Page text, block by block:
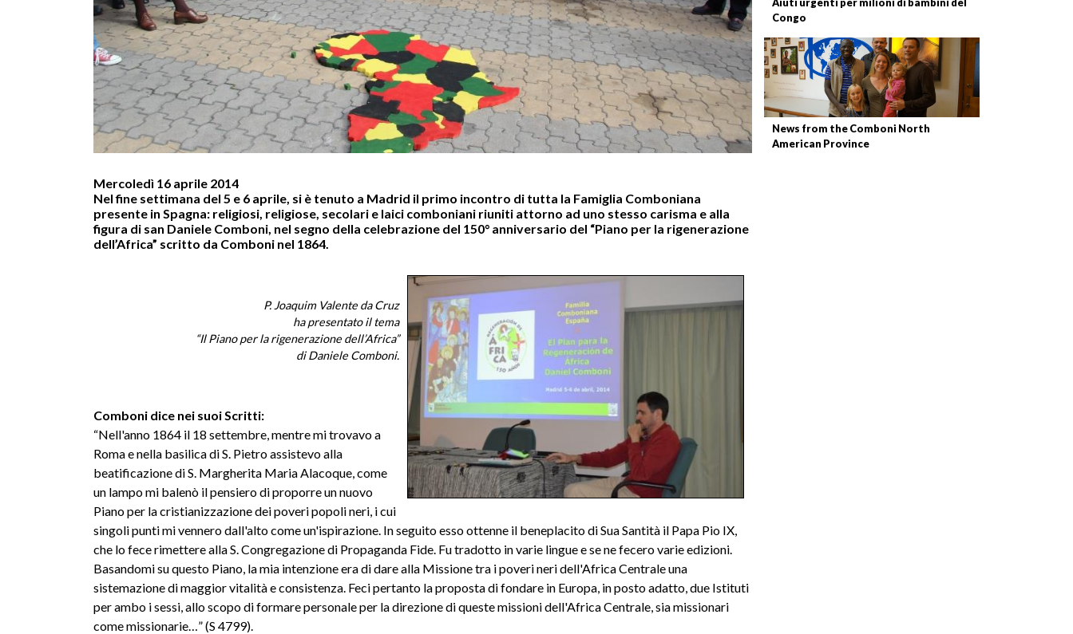
Congo
News from the Comboni North
American Province
Mercoledì 16 aprile 2014
Nel fine settimana del 5 e 6 aprile, si è tenuto a Madrid il primo incontro di tutta la Famiglia Comboniana
presente in Spagna: religiosi, religiose, secolari e laici comboniani riuniti attorno ad uno stesso carisma e alla
figura di san Daniele Comboni, nel segno della celebrazione del 150° anniversario del “Piano per la rigenerazione
dell’Africa” scritto da Comboni nel 1864.
P. Joaquim Valente da Cruz
ha presentato il tema
“Il Piano per la rigenerazione dell’Africa”
di Daniele Comboni.
Comboni dice nei suoi Scritti:
“Nell'anno 1864 il 18 settembre, mentre mi trovavo a
Roma e nella basilica di S. Pietro assistevo alla
beatificazione di S. Margherita Maria Alacoque, come
un lampo mi balenò il pensiero di proporre un nuovo
Piano per la cristianizzazione dei poveri popoli neri, i cui
singoli punti mi vennero dall'alto come un'ispirazione. In seguito esso ottenne il beneplacito di Sua Santità il Papa Pio IX,
che lo fece rimettere alla S. Congregazione di Propaganda Fide. Fu tradotto in varie lingue e se ne fecero varie edizioni.
Basandomi su questo Piano, la mia intenzione era di dare alla Missione tra i poveri neri dell'Africa Centrale una
sistemazione di maggior vitalità e consistenza. Feci pertanto la proposta di fondare in Europa, in posto adatto, due Istituti
per ambo i sessi, allo scopo di formare personale per la direzione di queste missioni dell'Africa Centrale, sia missionari
come missionarie…” (S 4799).